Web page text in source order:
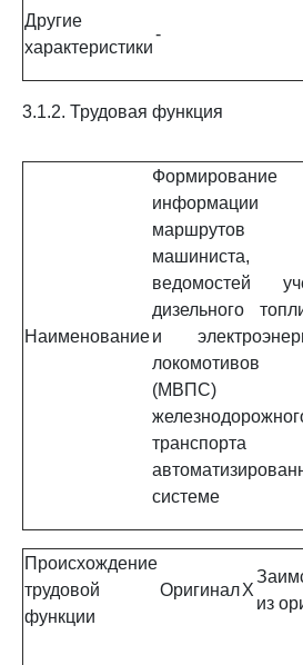
Другие
характеристики
-
3.1.2. Трудовая функция
Наименование
Формирование
информации
маршрутов
машиниста,
ведомостей
дизельного
и
локомотивов
(МВПС)
системе
Происхождение
трудовой
функции
ОригиналX
из